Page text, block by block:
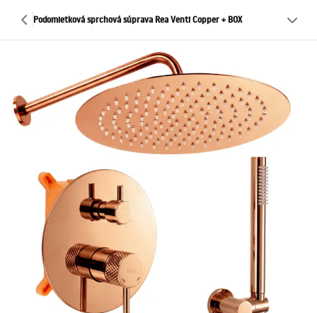
Podomietková sprchová súprava Rea Venti Copper + BOX